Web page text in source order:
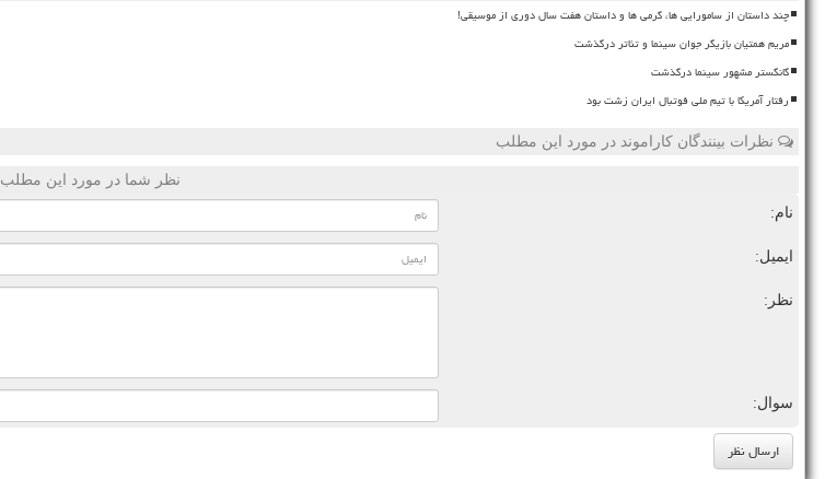
چند داستان از سامورایی ها، گرمی ها و داستان هفت سال دوری از موسیقی!
مریم همتیان بازیگر جوان سینما و تئاتر درگذشت
گانگستر مشهور سینما درگذشت
رفتار آمریکا با تیم ملی فوتبال ایران زشت بود
نظرات بینندگان کاراموند در مورد این مطلب
نظر شما در مورد این مطلب
نام:
ایمیل:
نظر:
سوال: